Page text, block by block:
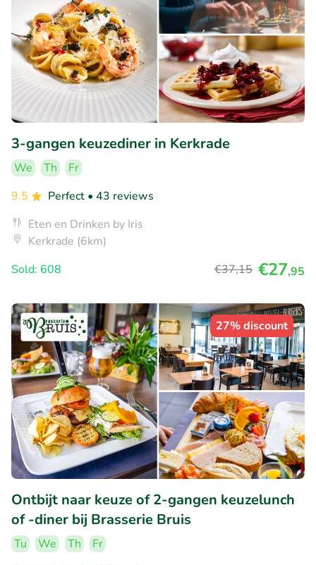
3-gangen keuzediner in Kerkrade
We Th
Fr
9.5
Perfect • 43 reviews
Eten en Drinken by Iris
Kerkrade (6km)
Sold: 608
€37,15 €27,95
27% discount
Ontbijt naar keuze of 2-gangen keuzelunch
of -diner bij Brasserie Bruis
Tu We Th
Fr